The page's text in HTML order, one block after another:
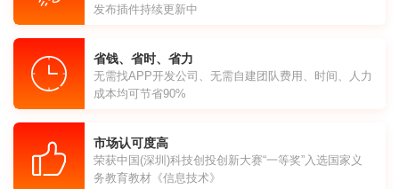
发布插件持续更新中
省钱、省时、省力
无需找APP开发公司、无需自建团队费用、时间、人力
成本均可节省90%
市场认可度高
荣获中国(深圳)科技创投创新大赛“一等奖”入选国家义
务教育教材《信息技术》